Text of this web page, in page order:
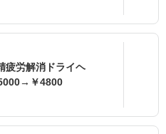
疲労解消ドライヘ
￥4800